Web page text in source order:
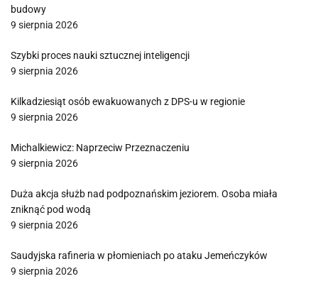
budowy
9 sierpnia 2026
Szybki proces nauki sztucznej inteligencji
9 sierpnia 2026
Kilkadziesiąt osób ewakuowanych z DPS-u w regionie
9 sierpnia 2026
Michalkiewicz: Naprzeciw Przeznaczeniu
9 sierpnia 2026
Duża akcja służb nad podpoznańskim jeziorem. Osoba miała
zniknąć pod wodą
9 sierpnia 2026
Saudyjska rafineria w płomieniach po ataku Jemeńczyków
9 sierpnia 2026